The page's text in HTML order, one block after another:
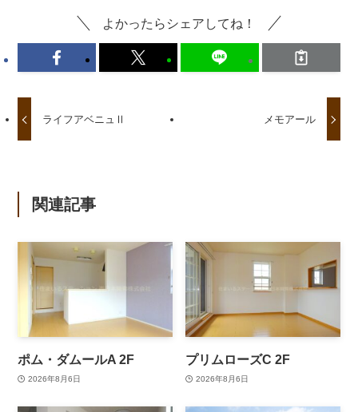
よかったらシェアしてね！
ライフアベニュⅡ メモアール
関連記事
ポム・ダムールA 2F
2026年8月6日
プリムローズC 2F
2026年8月6日